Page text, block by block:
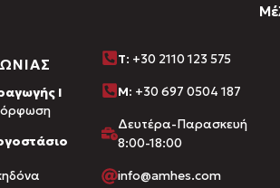
Ι
Τ: +30 2110 123 575
M: +30 697 0504 187
Δευτέρα-Παρασκευή
8:00-18:00
info@amhes.com